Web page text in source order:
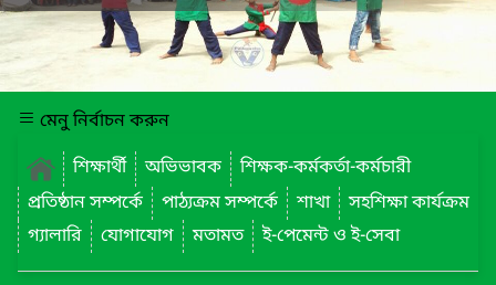
মেনু নির্বাচন করুন
শিক্ষার্থী
অভিভাবক
শিক্ষক-কর্মকর্তা-কর্মচারী
প্রতিষ্ঠান সম্পর্কে
পাঠ্যক্রম সম্পর্কে শাখা
সহশিক্ষা কার্যক্রম
গ্যালারি
যোগাযোগ মতামত ই-পেমেন্ট ও ই-সেবা